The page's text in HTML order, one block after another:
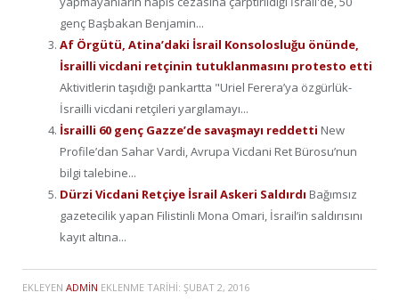
genç Başbakan Benjamin...
Af Örgütü, Atina’daki İsrail Konsolosluğu önünde,
İsrailli vicdani retçinin tutuklanmasını protesto etti
Aktivitlerin taşıdığı pankartta "Uriel Ferera’ya özgürlük-
İsrailli vicdani retçileri yargılamayı...
İsrailli 60 genç Gazze’de savaşmayı reddetti New
Profile’dan Sahar Vardi, Avrupa Vicdani Ret Bürosu’nun
bilgi talebine...
Dürzi Vicdani Retçiye İsrail Askeri Saldırdı Bağımsız
gazetecilik yapan Filistinli Mona Omari, İsrail’in saldırısını
kayıt altına...
EKLEYEN ADMIN EKLENME TARIHI: ŞUBAT 2, 2016